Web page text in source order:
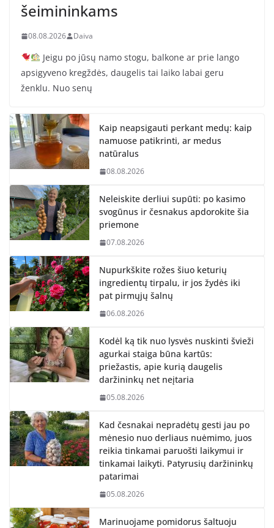
šeimininkams
08.08.2026 Daiva
Jeigu po jūsų namo stogu, balkone ar prie lango
apsigyveno kregždės, daugelis tai laiko labai geru
ženklu. Nuo senų
Kaip neapsigauti perkant medų: kaip
namuose patikrinti, ar medus
natūralus
08.08.2026
Neleiskite derliui supūti: po kasimo
svogūnus ir česnakus apdorokite šia
priemone
07.08.2026
Nupurkškite rožes šiuo keturių
ingredientų tirpalu, ir jos žydės iki
pat pirmųjų šalnų
06.08.2026
Kodėl ką tik nuo lysvės nuskinti švieži
agurkai staiga būna kartūs:
priežastis, apie kurią daugelis
daržininkų net neįtaria
05.08.2026
Kad česnakai nepradėtų gesti jau po
mėnesio nuo derliaus nuėmimo, juos
reikia tinkamai paruošti laikymui ir
tinkamai laikyti. Patyrusių daržininkų
patarimai
05.08.2026
Marinuojame pomidorus šaltuoju